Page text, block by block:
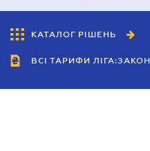
КАТАЛОГ РІШЕНЬ
ВСІ ТАРИФИ ЛІГА:ЗАКОН